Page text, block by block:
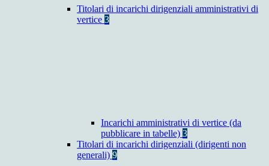
Titolari di incarichi dirigenziali amministrativi di
vertice 3
Incarichi amministrativi di vertice (da
pubblicare in tabelle) 3
Titolari di incarichi dirigenziali (dirigenti non
generali) 9